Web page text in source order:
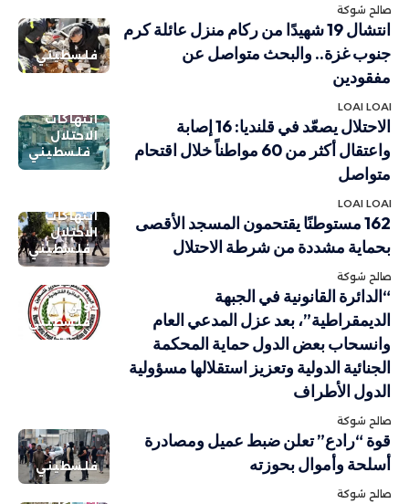
صالح شوكة
فلسطيني
انتشال 19 شهيدًا من ركام منزل عائلة كرم
جنوب غزة.. والبحث متواصل عن
مفقودين
LOAI LOAI
انتهاكات
الاحتلال
فلسطيني
الاحتلال يصعّد في قلنديا: 16 إصابة
واعتقال أكثر من 60 مواطناً خلال اقتحام
متواصل
LOAI LOAI
انتهاكات
الاحتلال
فلسطيني
162 مستوطنًا يقتحمون المسجد الأقصى
بحماية مشددة من شرطة الاحتلال
صالح شوكة
دولي
فلسطيني
“الدائرة القانونية في الجبهة
الديمقراطية”، بعد عزل المدعي العام
وانسحاب بعض الدول حماية المحكمة
الجنائية الدولية وتعزيز استقلالها مسؤولية
الدول الأطراف
صالح شوكة
فلسطيني
قوة “رادع” تعلن ضبط عميل ومصادرة
أسلحة وأموال بحوزته
صالح شوكة